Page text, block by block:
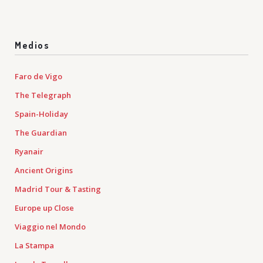
Medios
Faro de Vigo
The Telegraph
Spain-Holiday
The Guardian
Ryanair
Ancient Origins
Madrid Tour & Tasting
Europe up Close
Viaggio nel Mondo
La Stampa